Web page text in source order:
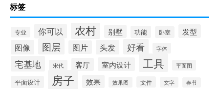
标签
专业 你可以 农村 别墅 功能 卧室 发型
图像 图层 图片 头发 好看 字体
宅基地 宋代 客厅 室内设计 工具 平面图
平面设计 房子 效果 效果图 文件 文字 春节